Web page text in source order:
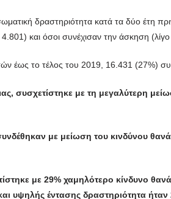
δραστηριότητα κατά τα δύο έτη
και όσοι συνέχισαν την άσκηση
έως το τέλος του 2019, 16.431 (27%)
συσχετίστηκε με τη μεγαλύτερη
με μείωση του κινδύνου
με 29% χαμηλότερο κίνδυνο
υψηλής έντασης δραστηριότητα ήταν